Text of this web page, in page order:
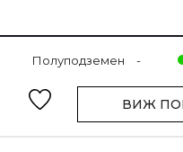
Полуподземен -
ВИЖ